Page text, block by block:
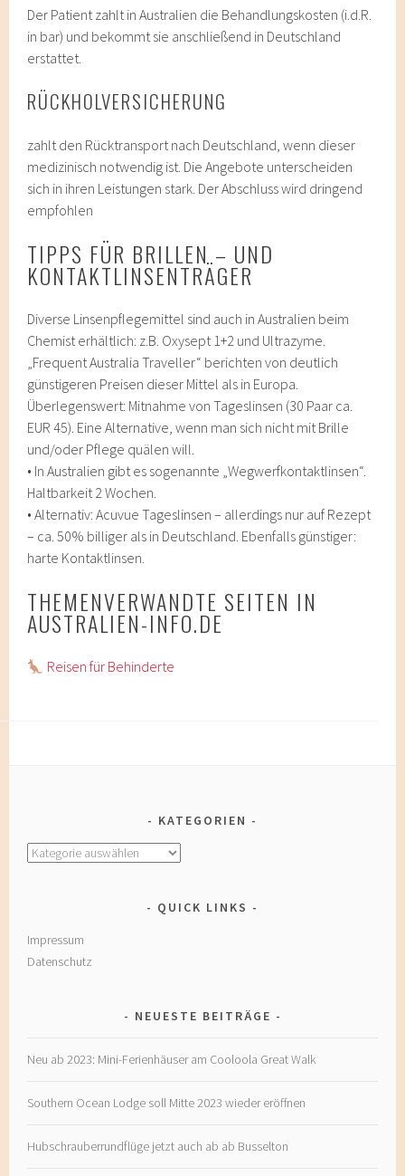
Der Patient zahlt in Australien die Behandlungskosten (i.d.R.
in bar) und bekommt sie anschließend in Deutschland
erstattet.
RÜCKHOLVERSICHERUNG
zahlt den Rücktransport nach Deutschland, wenn dieser
medizinisch notwendig ist. Die Angebote unterscheiden
sich in ihren Leistungen stark. Der Abschluss wird dringend
empfohlen
TIPPS FÜR BRILLEN – UND
KONTAKTLINSENTRÄGER
Diverse Linsenpflegemittel sind auch in Australien beim
Chemist erhältlich: z.B. Oxysept 1+2 und Ultrazyme.
„Frequent Australia Traveller“ berichten von deutlich
günstigeren Preisen dieser Mittel als in Europa.
Überlegenswert: Mitnahme von Tageslinsen (30 Paar ca.
EUR 45). Eine Alternative, wenn man sich nicht mit Brille
und/oder Pflege quälen will.
• In Australien gibt es sogenannte „Wegwerfkontaktlinsen“.
Haltbarkeit 2 Wochen.
• Alternativ: Acuvue Tageslinsen – allerdings nur auf Rezept
– ca. 50% billiger als in Deutschland. Ebenfalls günstiger:
harte Kontaktlinsen.
THEMENVERWANDTE SEITEN IN
AUSTRALIEN-INFO.DE
Reisen für Behinderte
KATEGORIEN
Kategorien
QUICK LINKS
Impressum
Datenschutz
NEUESTE BEITRÄGE
Neu ab 2023: Mini-Ferienhäuser am Cooloola Great Walk
Southern Ocean Lodge soll Mitte 2023 wieder eröffnen
Hubschrauberrundflüge jetzt auch ab ab Busselton